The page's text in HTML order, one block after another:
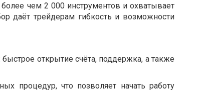
чем 2 000 инструментов и охватывает
даёт трейдерам гибкость и возможности
открытие счёта, поддержка, а также
процедур, что позволяет начать работу